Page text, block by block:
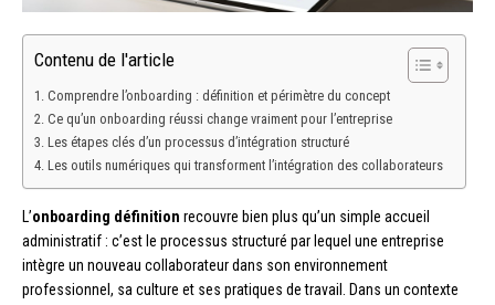
Contenu de l'article
Comprendre l’onboarding : définition et périmètre du concept
Ce qu’un onboarding réussi change vraiment pour l’entreprise
Les étapes clés d’un processus d’intégration structuré
Les outils numériques qui transforment l’intégration des collaborateurs
L’onboarding définition recouvre bien plus qu’un simple accueil
administratif : c’est le processus structuré par lequel une entreprise
intègre un nouveau collaborateur dans son environnement
professionnel, sa culture et ses pratiques de travail. Dans un contexte